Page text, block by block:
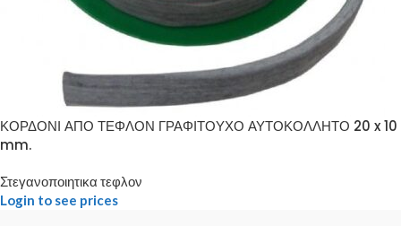
ΚΟΡΔΟΝΙ ΑΠΟ ΤΕΦΛΟΝ ΓΡΑΦΙΤΟΥΧΟ ΑΥΤΟΚΟΛΛΗΤΟ 20 x 10
mm.
Στεγανοποιητικα τεφλον
Login to see prices